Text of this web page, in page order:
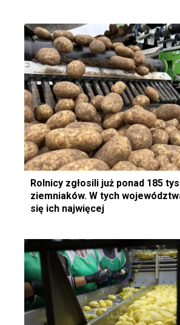
Rolnicy zgłosili już ponad 185
ziemniaków. W tych
się ich najwięcej